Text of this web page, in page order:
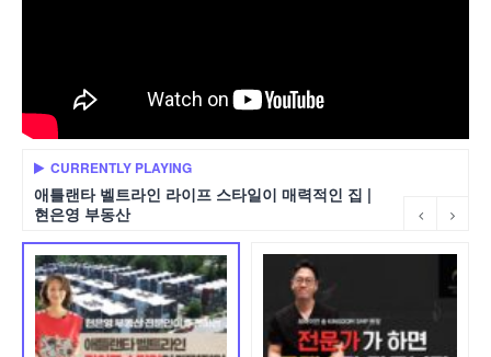
CURRENTLY PLAYING
애틀랜타 벨트라인 라이프 스타일이 매력적인 집 |
현은영 부동산